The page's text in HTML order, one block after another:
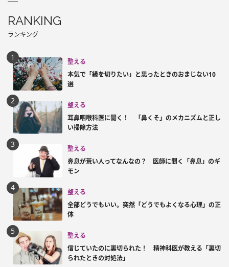
RANKING
ランキング
整える
本気で「縁を切りたい」と思ったときのおまじない10
選
整える
耳鼻咽喉科医に聞く！ 「鼻くそ」のメカニズムと正し
い掃除方法
整える
鼻息が荒い人ってなんなの？ 医師に聞く「鼻息」のギ
モン
整える
全部どうでもいい。突然「どうでもよくなる心理」の正
体
整える
信じていたのに裏切られた！ 精神科医が教える「裏切
られたときの対処法」